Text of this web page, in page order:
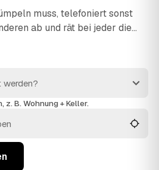
muss, telefoniert sonst
ab und rät bei jeder die
Sie Ihr Vorhaben ein
aus Freistaat Bayern. Sie
und sehen sofort,
B. Wohnung + Keller.